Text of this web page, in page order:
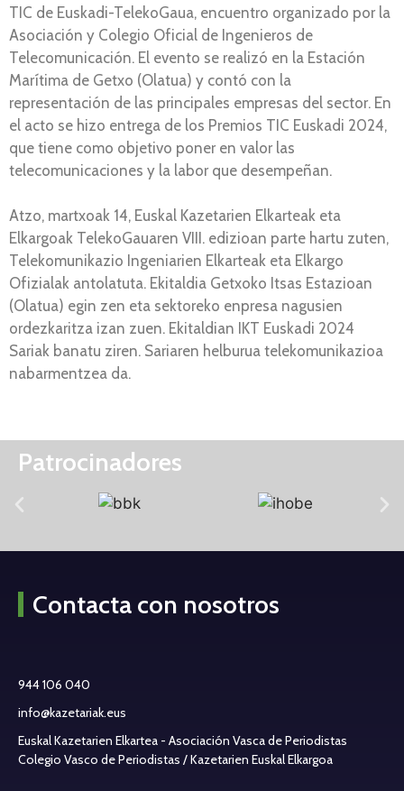
TIC de Euskadi-TelekoGaua, encuentro organizado por la
Asociación y Colegio Oficial de Ingenieros de
Telecomunicación. El evento se realizó en la Estación
Marítima de Getxo (Olatua) y contó con la
representación de las principales empresas del sector. En
el acto se hizo entrega de los Premios TIC Euskadi 2024,
que tiene como objetivo poner en valor las
telecomunicaciones y la labor que desempeñan.
Atzo, martxoak 14, Euskal Kazetarien Elkarteak eta
Elkargoak TelekoGauaren VIII. edizioan parte hartu zuten,
Telekomunikazio Ingeniarien Elkarteak eta Elkargo
Ofizialak antolatuta. Ekitaldia Getxoko Itsas Estazioan
(Olatua) egin zen eta sektoreko enpresa nagusien
ordezkaritza izan zuen. Ekitaldian IKT Euskadi 2024
Sariak banatu ziren. Sariaren helburua telekomunikazioa
nabarmentzea da.
Patrocinadores
Contacta con nosotros
944 106 040
info@kazetariak.eus
Euskal Kazetarien Elkartea - Asociación Vasca de Periodistas
Colegio Vasco de Periodistas / Kazetarien Euskal Elkargoa